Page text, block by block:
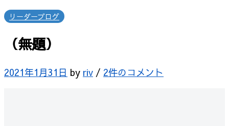
リーダーブログ
（無題）
2021年1月31日 by riv / 2件のコメント